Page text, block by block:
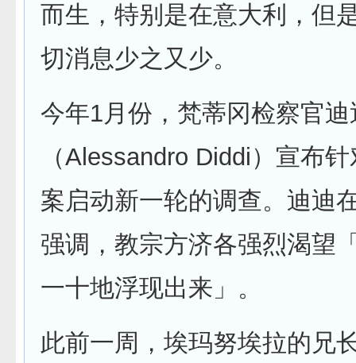
而生，特别是在意大利，但
切消息少之又少。
今年1月份，梵蒂冈检察官迪
（Alessandro Diddi）宣布
案启动新一轮的调查。迪迪
强调，教宗方济各强烈渴望
一十地浮现出来」。
此前一周，埃玛努埃拉的兄